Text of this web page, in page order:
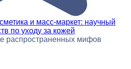
и масс-маркет: научный
по уходу за кожей
распространенных мифов